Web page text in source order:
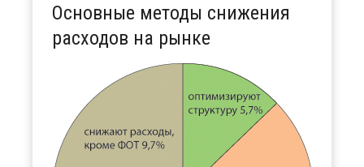
Основные методы снижения
расходов на рынке